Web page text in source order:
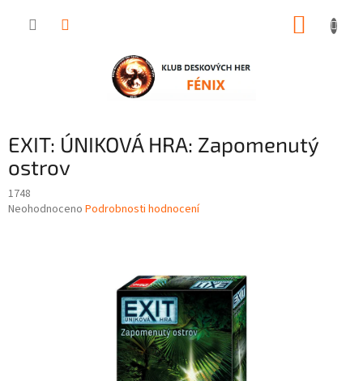
EXIT: ÚNIKOVÁ HRA: Zapomenutý
ostrov
1748
Průměrné
Neohodnoceno Podrobnosti hodnocení